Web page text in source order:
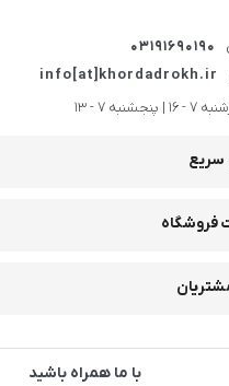
03191690190
info[at]khordadrokh.ir
7 - 13
فروشگاه
با ما همراه باشید